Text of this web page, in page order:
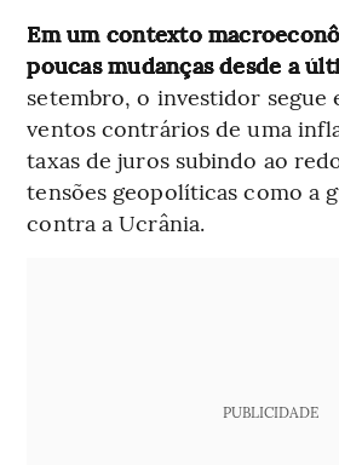
Em um contexto
poucas mudanças desde a
setembro, o investidor segue
ventos contrários de uma
taxas de juros subindo ao
tensões geopolíticas como a
contra a Ucrânia.
PUBLICIDADE